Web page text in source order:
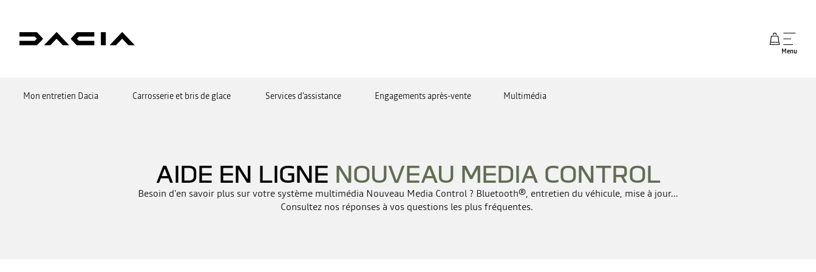
Menu
Mon entretien Dacia Carrosserie et bris de glace Services d'assistance Engagements après-vente Multimédia
AIDE EN LIGNE NOUVEAU MEDIA CONTROL
Besoin d'en savoir plus sur votre système multimédia Nouveau Media Control ? Bluetooth®, entretien du véhicule, mise à jour...
Consultez nos réponses à vos questions les plus fréquentes.